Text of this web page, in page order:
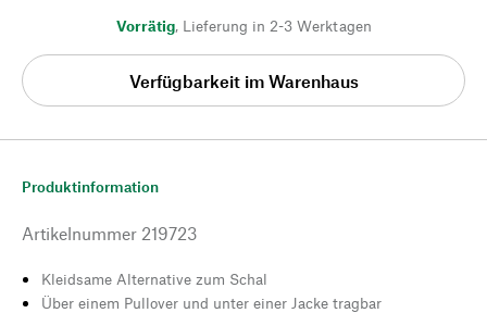
Vorrätig, Lieferung in 2-3 Werktagen
Verfügbarkeit im Warenhaus
Produktinformation
Artikelnummer 219723
Kleidsame Alternative zum Schal
Über einem Pullover und unter einer Jacke tragbar